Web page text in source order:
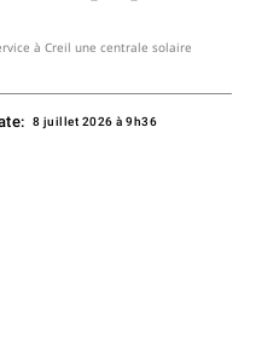
à Creil une centrale solaire
8 juillet 2026 à 9h36